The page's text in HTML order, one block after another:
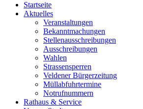
Startseite
Aktuelles
Veranstaltungen
Bekanntmachungen
Stellenausschreibungen
Ausschreibungen
Wahlen
Strassensperren
Veldener Bürgerzeitung
Müllabfuhrtermine
Notrufnummern
Rathaus & Service